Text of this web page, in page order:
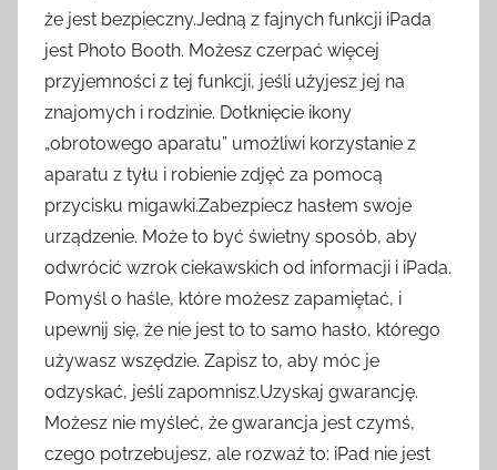
że jest bezpieczny.Jedną z fajnych funkcji iPada
jest Photo Booth. Możesz czerpać więcej
przyjemności z tej funkcji, jeśli użyjesz jej na
znajomych i rodzinie. Dotknięcie ikony
„obrotowego aparatu” umożliwi korzystanie z
aparatu z tyłu i robienie zdjęć za pomocą
przycisku migawki.Zabezpiecz hasłem swoje
urządzenie. Może to być świetny sposób, aby
odwrócić wzrok ciekawskich od informacji i iPada.
Pomyśl o haśle, które możesz zapamiętać, i
upewnij się, że nie jest to to samo hasło, którego
używasz wszędzie. Zapisz to, aby móc je
odzyskać, jeśli zapomnisz.Uzyskaj gwarancję.
Możesz nie myśleć, że gwarancja jest czymś,
czego potrzebujesz, ale rozważ to: iPad nie jest